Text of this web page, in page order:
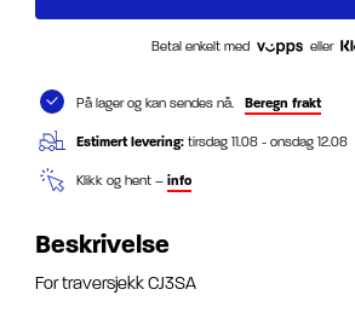
Betal enkelt med eller
På lager og kan sendes nå. Beregn frakt
Estimert levering: tirsdag 11.08 - onsdag 12.08
Klikk og hent – info
Beskrivelse
For traversjekk CJ3SA